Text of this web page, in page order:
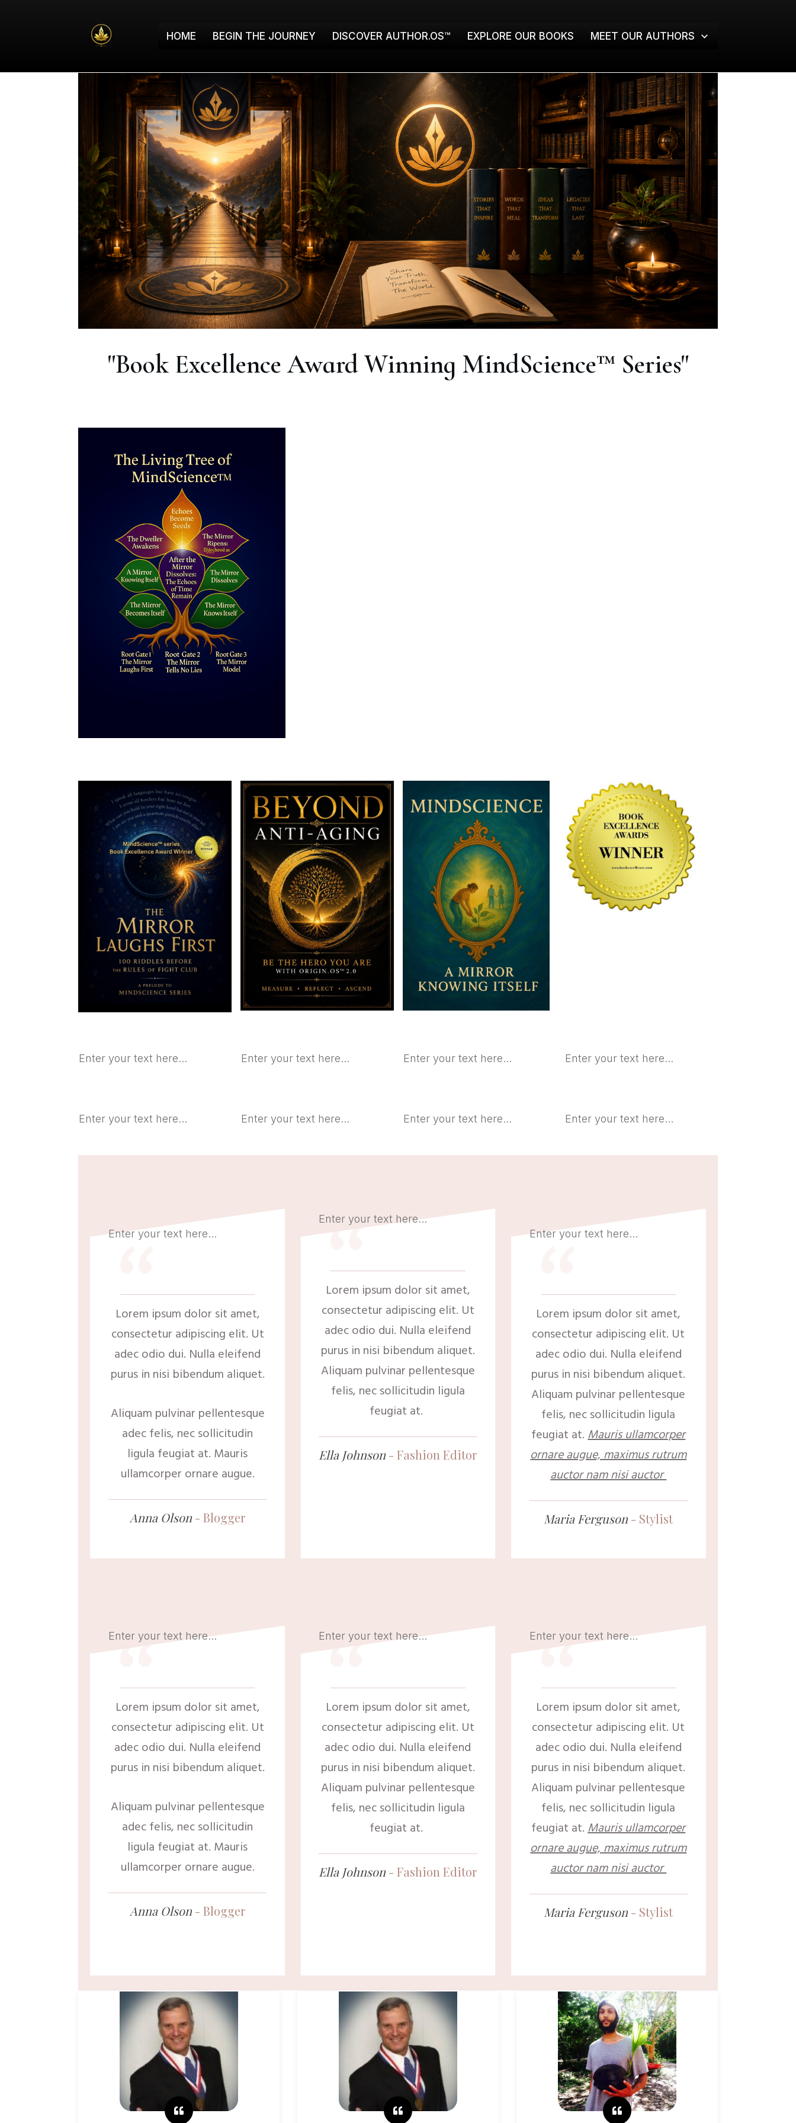
HOME BEGIN THE JOURNEY DISCOVER AUTHOR.OS™ EXPLORE OUR BOOKS MEET OUR AUTHORS
"Book Excellence Award Winning MindScience™ Series"
Enter your text here... Enter your text here... Enter your text here... Enter your text here...
Enter your text here... Enter your text here... Enter your text here... Enter your text here...
Enter your text here...
“
Lorem ipsum dolor sit amet,
consectetur adipiscing elit. Ut
adec odio dui. Nulla eleifend
purus in nisi bibendum aliquet.
Aliquam pulvinar pellentesque
adec felis, nec sollicitudin
ligula feugiat at. Mauris
ullamcorper ornare augue.
Anna Olson -Blogger
Enter your text here...
“
Lorem ipsum dolor sit amet,
consectetur adipiscing elit. Ut
adec odio dui. Nulla eleifend
purus in nisi bibendum aliquet.
Aliquam pulvinar pellentesque
felis, nec sollicitudin ligula
feugiat at.
Ella Johnson- FashionEditor
Enter your text here...
“
Lorem ipsum dolor sit amet,
consectetur adipiscing elit. Ut
adec odio dui. Nulla eleifend
purus in nisi bibendum aliquet.
Aliquam pulvinar pellentesque
felis, nec sollicitudin ligula
feugiat at.Mauris ullamcorper
ornare augue, maximus rutrum
auctor nam nisi auctor
Maria Ferguson - Stylist
Enter your text here...
“
Lorem ipsum dolor sit amet,
consectetur adipiscing elit. Ut
adec odio dui. Nulla eleifend
purus in nisi bibendum aliquet.
Aliquam pulvinar pellentesque
adec felis, nec sollicitudin
ligula feugiat at. Mauris
ullamcorper ornare augue.
Anna Olson -Blogger
Enter your text here...
“
Lorem ipsum dolor sit amet,
consectetur adipiscing elit. Ut
adec odio dui. Nulla eleifend
purus in nisi bibendum aliquet.
Aliquam pulvinar pellentesque
felis, nec sollicitudin ligula
feugiat at.
Ella Johnson- FashionEditor
Enter your text here...
“
Lorem ipsum dolor sit amet,
consectetur adipiscing elit. Ut
adec odio dui. Nulla eleifend
purus in nisi bibendum aliquet.
Aliquam pulvinar pellentesque
felis, nec sollicitudin ligula
feugiat at.Mauris ullamcorper
ornare augue, maximus rutrum
auctor nam nisi auctor
Maria Ferguson - Stylist